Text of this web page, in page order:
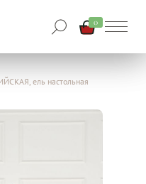
0
ель настольная